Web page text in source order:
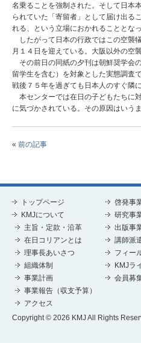
名乗ることを強制された。そして日本
られていた「寄留者」として届け出る
れる、という立場におかれることとなっ
したがって日本の行政ではこの空襲
月１４日を迎えている。大阪以外の空
その前日の同紙の夕刊は朝鮮奨学会
留学生を含む）を対象とした実態調査
戦後７５年を過ぎても日本人のすぐ隣
本センターでは在日の子どもたちに
に気づかされている。その原因はいう
« 前の記事
トップページ
KMJについて
主旨・定款・沿革
在日コリアンとは
理事長あいさつ
組織体制
事業計画
事業報告（収支予算）
アクセス
啓発事
研究事
出版事
講師派
フィー
KMJラ
会員募
Copyright © 2026 KMJ All Rights